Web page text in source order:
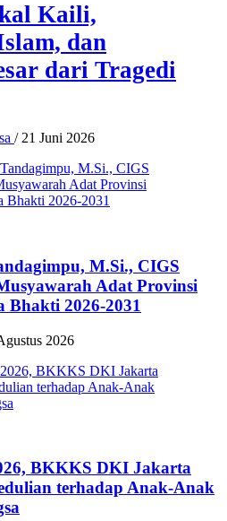
Kaili,
dan
dari Tragedi
/ 21 Juni 2026
M.Si., CIGS
Adat Provinsi
Bhakti 2026-2031
2026
BKKKS DKI Jakarta
terhadap Anak-Anak